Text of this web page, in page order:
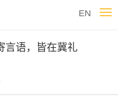
EN
言语，皆在冀礼